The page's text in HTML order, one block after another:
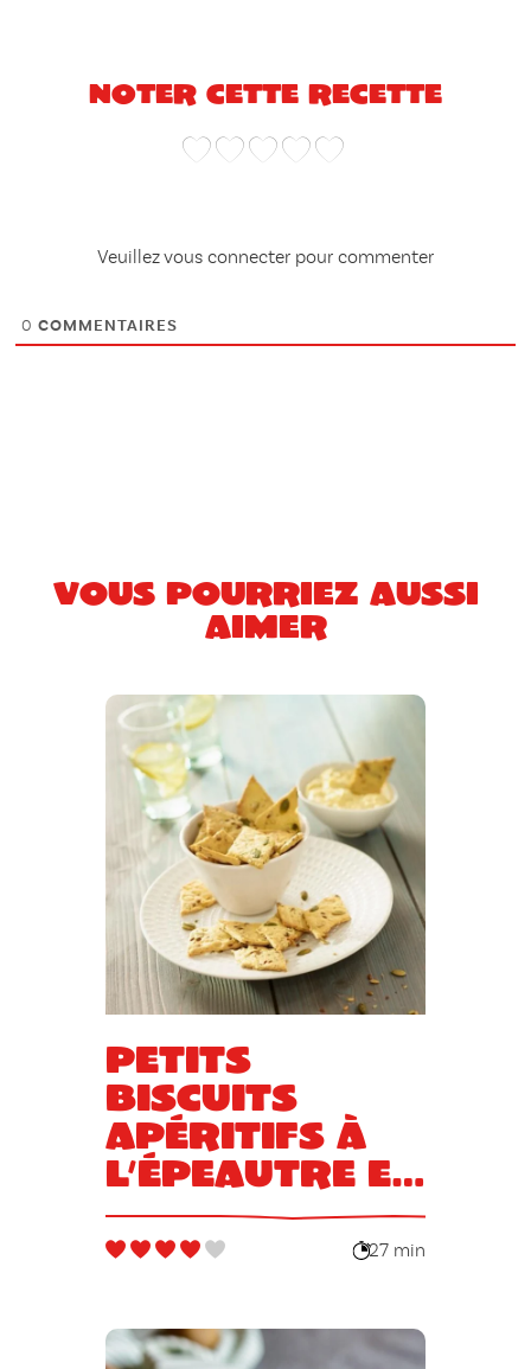
Noter cette recette
Veuillez vous connecter pour commenter
0 COMMENTAIRES
Vous pourriez aussi
aimer
Petits
biscuits
apéritifs à
l’épeautre et
aux graines
27 min